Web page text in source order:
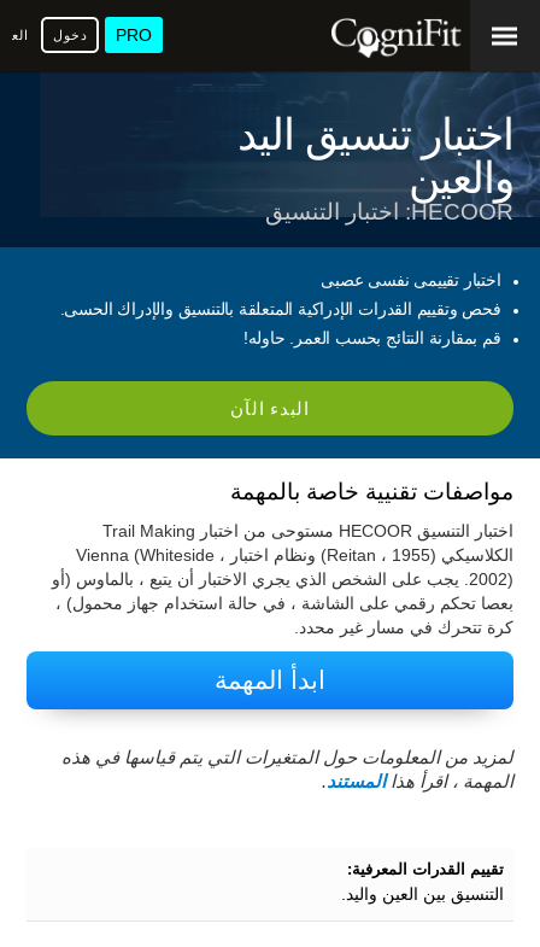
PRO دخول
اختبار تنسيق اليد
والعين
HECOOR: اختبار التنسيق
اختبار تقييمى نفسى عصبى
فحص وتقييم القدرات الإدراكية المتعلقة بالتنسيق والإدراك الحسى.
قم بمقارنة النتائج بحسب العمر. حاوله!
البدء الآن
مواصفات تقنيية خاصة بالمهمة
اختبار التنسيق HECOOR مستوحى من اختبار Trail Making
الكلاسيكي (Reitan ، 1955) ونظام اختبار Vienna (Whiteside ،
2002). يجب على الشخص الذي يجري الاختبار أن يتبع ، بالماوس (أو
بعصا تحكم رقمي على الشاشة ، في حالة استخدام جهاز محمول) ،
كرة تتحرك في مسار غير محدد.
ابدأ المهمة
لمزيد من المعلومات حول المتغيرات التي يتم قياسها في هذه
المهمة ، اقرأ هذاالمستند.
تقييم القدرات المعرفية:
التنسيق بين العين واليد.